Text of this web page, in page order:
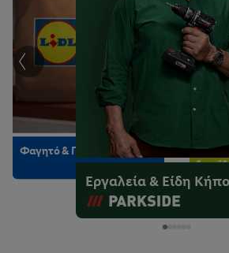
Εργαλεία & Είδη
Μωρό,
Φαγητό & Ποτό